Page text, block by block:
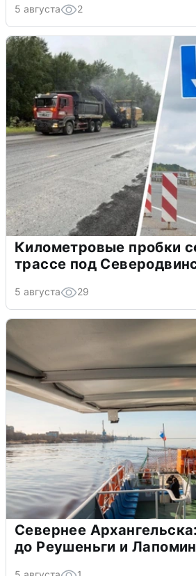
5 августа 2
Километровые пробки
трассе под
5 августа 29
Севернее
до Реушеньги и